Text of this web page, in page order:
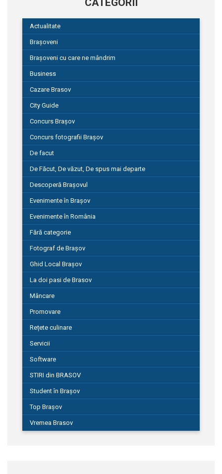
Actualitate
Brașoveni
Brașoveni cu care ne mândrim
Business
Cazare Brasov
City Guide
Concurs Brașov
Concurs fotografii Brașov
De facut
De Făcut, De văzut, De spus mai departe
Descoperă Brașovul
Evenimente în Brașov
Evenimente în România
Fără categorie
Fotograf de Brașov
Ghid Local Brașov
La doi pasi de Brasov
Mâncare
Promovare
Rețete culinare
Servicii
Software
STIRI din BRASOV
Student în Brașov
Top Brașov
Vremea Brasov